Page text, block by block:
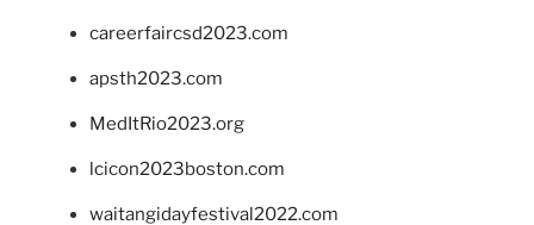
careerfaircsd2023.com
apsth2023.com
MedItRio2023.org
lcicon2023boston.com
waitangidayfestival2022.com